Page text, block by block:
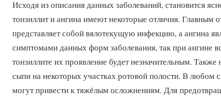
Исходя из описания данных заболеваний, становится
тонзиллит и ангина имеют некоторые отличия. Главным
представляет собой вялотекущую инфекцию, а ангина
симптомами данных форм заболевания, так при ангине
тонзиллите их проявление будет незначительным.
сыпи на некоторых участках ротовой полости. В любом
могут привести к тяжёлым осложнениям. Для